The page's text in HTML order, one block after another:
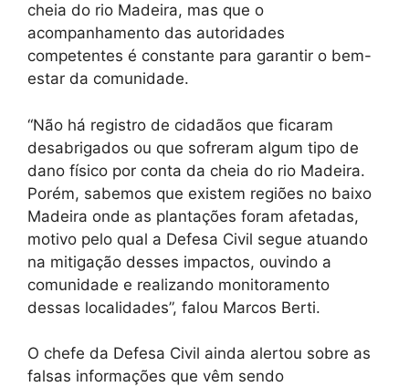
cheia do rio Madeira, mas que o
acompanhamento das autoridades
competentes é constante para garantir o bem-
estar da comunidade.
“Não há registro de cidadãos que ficaram
desabrigados ou que sofreram algum tipo de
dano físico por conta da cheia do rio Madeira.
Porém, sabemos que existem regiões no baixo
Madeira onde as plantações foram afetadas,
motivo pelo qual a Defesa Civil segue atuando
na mitigação desses impactos, ouvindo a
comunidade e realizando monitoramento
dessas localidades”, falou Marcos Berti.
O chefe da Defesa Civil ainda alertou sobre as
falsas informações que vêm sendo